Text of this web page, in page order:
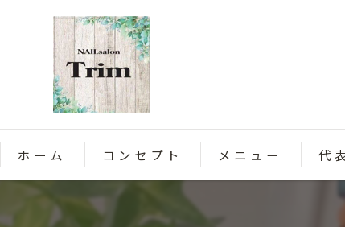
ホーム コンセプト メニュー 代